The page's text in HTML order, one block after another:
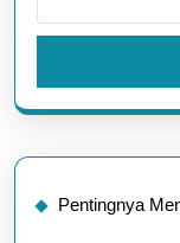
Pentingnya